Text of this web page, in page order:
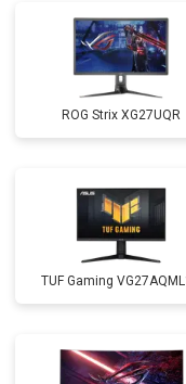
ROG Strix XG27UQR
TUF Gaming